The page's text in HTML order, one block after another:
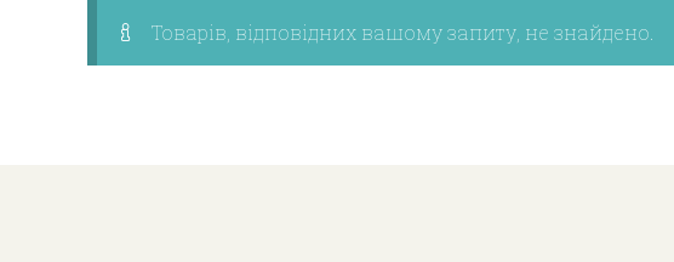
Товарів, відповідних вашому запиту, не знайдено.